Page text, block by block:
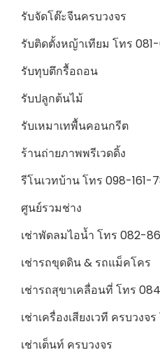
รับจัดโต๊ะจีนครบวงจร
รับติดตั้งหญ้าเทียม โทร
รับทุบตึกรื้อถอน
รับปลูกต้นไม้
รับเหมาเทพื้นคอนกรีต
ร้านถ่ายภาพพรีเวดดิ้ง
รีโนเวทบ้าน โทร 098-161-
ศูนย์รวมช่าง
เช่าพัดลมไอน้ำ โทร 082-
เช่ารถขุดดิน & รถแม็คโคร
เช่ารถสุขาเคลื่อนที่ โทร
เช่าเครื่องเสียงเวที ครบวง
เช่าเต็นท์ ครบวงจร